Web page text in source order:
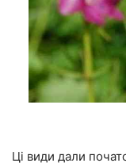
Ці види дали